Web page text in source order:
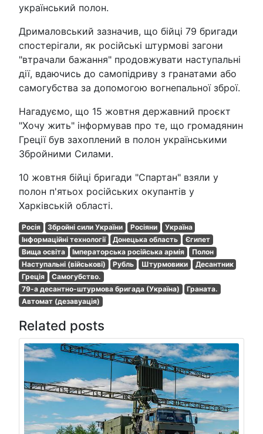
український полон.
Дрималовський зазначив, що бійці 79 бригади
спостерігали, як російські штурмові загони
"втрачали бажання" продовжувати наступальні
дії, вдаючись до самопідриву з гранатами або
самогубства за допомогою вогнепальної зброї.
Нагадуємо, що 15 жовтня державний проєкт
"Хочу жить" інформував про те, що громадянин
Греції був захоплений в полон українськими
Збройними Силами.
10 жовтня бійці бригади "Спартан" взяли у
полон п'ятьох російських окупантів у
Харківській області.
Росія Збройні сили України Росіяни
Україна
Інформаційні технології
Донецька область
Єгипет
Вища освіта
Імператорська російська армія
Полон
Наступальні (військові)
Рубль Штурмовики
Десантник
Греція
Самогубство.
79-а десантно-штурмова бригада (Україна)
Граната.
Автомат (дезавуація)
Related posts